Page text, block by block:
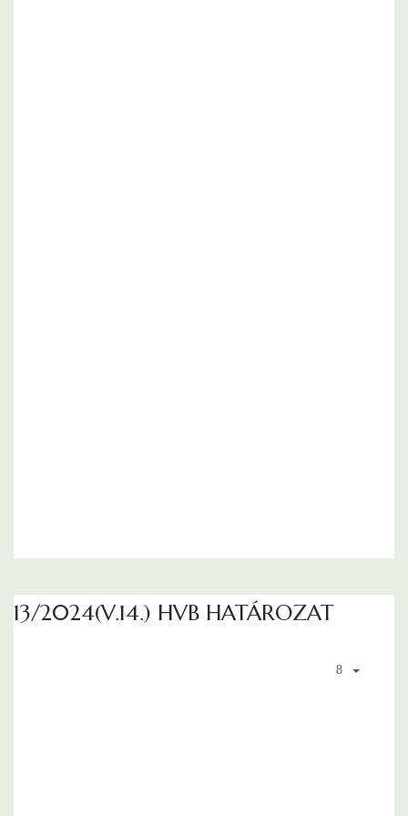
13/2024(V.14.) HVB HATÁROZAT